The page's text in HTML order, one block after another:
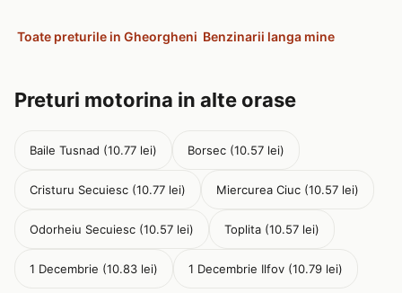
Toate preturile in Gheorgheni Benzinarii langa mine
Preturi motorina in alte orase
Baile Tusnad (10.77 lei) Borsec (10.57 lei)
Cristuru Secuiesc (10.77 lei) Miercurea Ciuc (10.57 lei)
Odorheiu Secuiesc (10.57 lei) Toplita (10.57 lei)
1 Decembrie (10.83 lei) 1 Decembrie Ilfov (10.79 lei)